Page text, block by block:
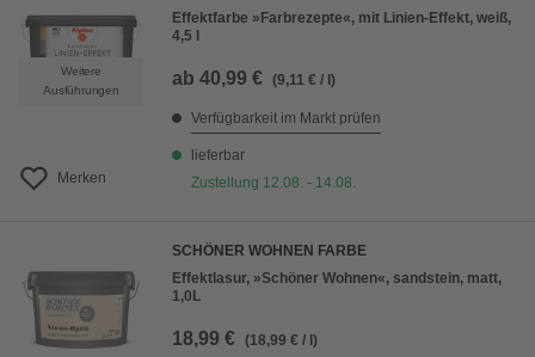
Weitere
Ausführungen
Merken
Effektfarbe »Farbrezepte«, mit Linien-Effekt, weiß,
4,5 l
ab 40,99 € (9,11 € / l)
Verfügbarkeit im Markt prüfen
lieferbar
Zustellung 12.08. - 14.08.
SCHÖNER WOHNEN FARBE
Effektlasur, »Schöner Wohnen«, sandstein, matt,
1,0L
18,99 € (18,99 € / l)